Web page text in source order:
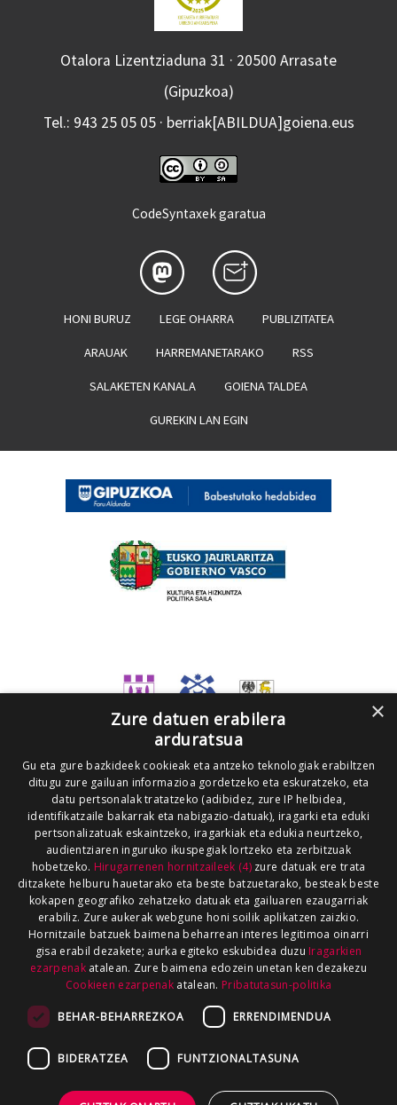
Otalora Lizentziaduna 31 · 20500 Arrasate
(Gipuzkoa)
Tel.: 943 25 05 05 · berriak[ABILDUA]goiena.eus
CodeSyntaxek garatua
HONI BURUZ LEGE OHARRA PUBLIZITATEA
ARAUAK HARREMANETARAKO RSS
SALAKETEN KANALA GOIENA TALDEA
GUREKIN LAN EGIN
×
Zure datuen erabilera
arduratsua
Gu eta gure bazkideek cookieak eta antzeko teknologiak erabiltzen
ditugu zure gailuan informazioa gordetzeko eta eskuratzeko, eta
datu pertsonalak tratatzeko (adibidez, zure IP helbidea,
identifikatzaile bakarrak eta nabigazio-datuak), iragarki eta eduki
pertsonalizatuak eskaintzeko, iragarkiak eta edukia neurtzeko,
audientziaren inguruko ikuspegiak lortzeko eta zerbitzuak
hobetzeko. Hirugarrenen hornitzaileek (4)zure datuak ere trata
ditzakete helburu hauetarako eta beste batzuetarako, besteak beste
kokapen geografiko zehatzeko datuak eta gailuaren ezaugarriak
erabiliz. Zure aukerak webgune honi soilik aplikatzen zaizkio.
Hornitzaile batzuek baimena beharrean interes legitimoa oinarri
gisa erabil dezakete; aurka egiteko eskubidea duzu Iragarkien
ezarpenakatalean. Zure baimena edozein unetan ken dezakezu
Cookieen ezarpenak atalean. Pribatutasun-politika
BEHAR-BEHARREZKOA ERRENDIMENDUA
BIDERATZEA FUNTZIONALTASUNA